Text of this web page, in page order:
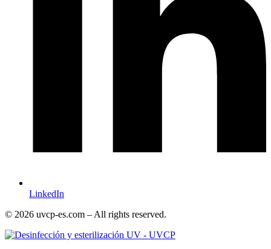
LinkedIn
© 2026 uvcp-es.com – All rights reserved.